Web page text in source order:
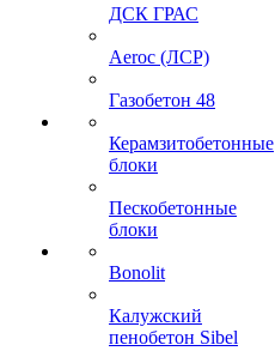
ДСК ГРАС
Aeroc (ЛСР)
Газобетон 48
Керамзитобетонные
блоки
Пескобетонные
блоки
Bonolit
Калужский
пенобетон Sibel